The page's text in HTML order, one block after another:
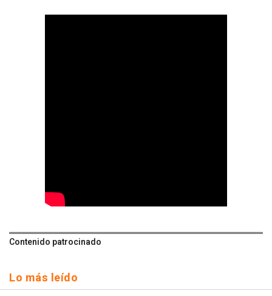
Contenido patrocinado
Lo más leído